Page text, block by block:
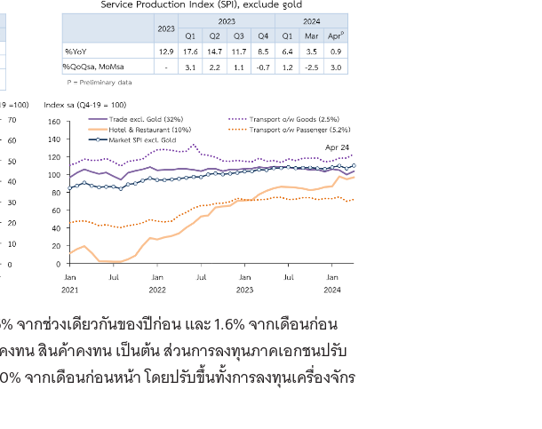
จากช่วงเดียวกันของปีก่อน และ 1.6% จากเดือนก่อน
ทน สินค้าคงทน เป็นต้น ส่วนการลงทุนภาคเอกชนปรับ
จากเดือนก่อนหน้า โดยปรับขึ้นทั้งการลงทุนเครื่องจักร